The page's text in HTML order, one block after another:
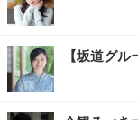
【坂道グ